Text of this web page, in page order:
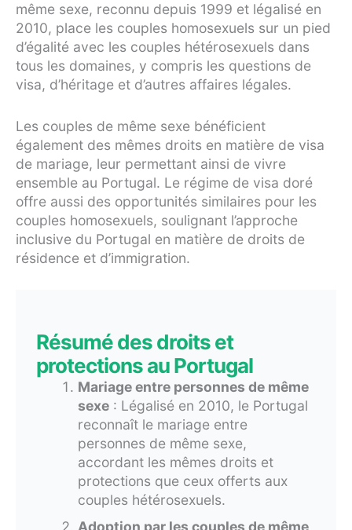
même sexe, reconnu depuis 1999 et légalisé en
2010, place les couples homosexuels sur un pied
d’égalité avec les couples hétérosexuels dans
tous les domaines, y compris les questions de
visa, d’héritage et d’autres affaires légales.
Les couples de même sexe bénéficient
également des mêmes droits en matière de visa
de mariage, leur permettant ainsi de vivre
ensemble au Portugal. Le régime de visa doré
offre aussi des opportunités similaires pour les
couples homosexuels, soulignant l’approche
inclusive du Portugal en matière de droits de
résidence et d’immigration.
Résumé des droits et
protections au Portugal
Mariage entre personnes de même
sexe: Légalisé en 2010, le Portugal
reconnaît le mariage entre
personnes de même sexe,
accordant les mêmes droits et
protections que ceux offerts aux
couples hétérosexuels.
Adoption par les couples de même